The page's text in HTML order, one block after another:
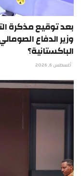
بعد توقيع مذكرة
وزير الدفاع
الباكستانية؟
أغسطس 6, 2026